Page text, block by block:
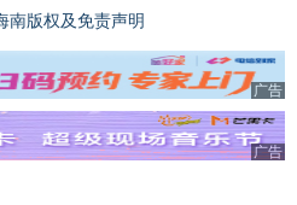
南版权及免责声明
广告
广告